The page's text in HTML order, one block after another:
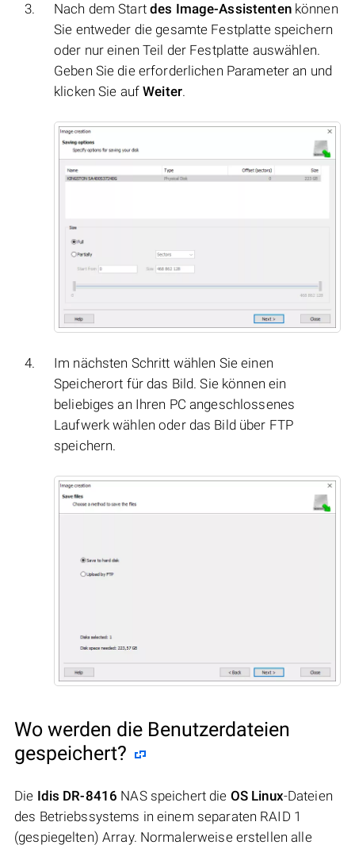
Nach dem Start des Image-Assistentenkönnen
Sie entweder die gesamte Festplatte speichern
oder nur einen Teil der Festplatte auswählen.
Geben Sie die erforderlichen Parameter an und
klicken Sie aufWeiter.
Im nächsten Schritt wählen Sie einen
Speicherort für das Bild. Sie können ein
beliebiges an Ihren PC angeschlossenes
Laufwerk wählen oder das Bild über FTP
speichern.
Wo werden die Benutzerdateien
gespeichert?
Die Idis DR-8416 NAS speichert die OS Linux-Dateien
des Betriebssystems in einem separaten RAID 1
(gespiegelten) Array. Normalerweise erstellen alle